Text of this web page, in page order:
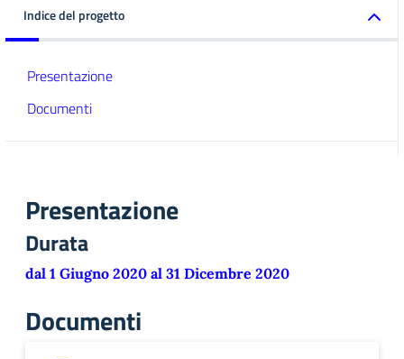
Indice del progetto
Presentazione
Documenti
Presentazione
Durata
dal 1 Giugno 2020 al 31 Dicembre 2020
Documenti